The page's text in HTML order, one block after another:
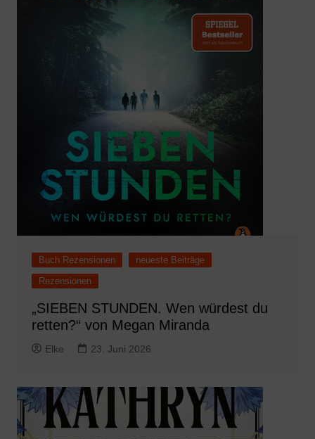
Buch Rezensionen
neueste Beiträge
Rezensionen
„SIEBEN STUNDEN. Wen würdest du
retten?“ von Megan Miranda
Elke 23. Juni 2026